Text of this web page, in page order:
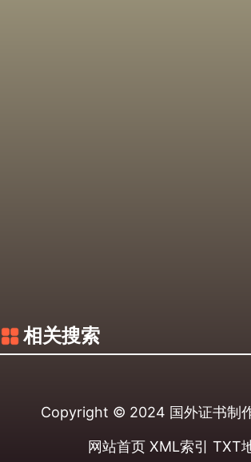
相关搜索
Copyright © 2024 国外证书制
网站首页 XML索引 TXT